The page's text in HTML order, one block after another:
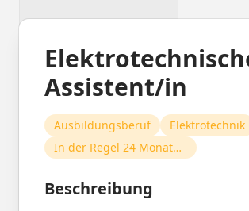
Assistent/in
Ausbildungsberuf
Elektrotechnik
In der Regel 24 Monate, mit Zusatzqualifikationen eventuell 36-39 Monate
Beschreibung